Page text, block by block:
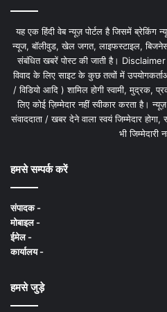
यह एक हिंदी वेब न्यूज़ पोर्टल है जिसमें ब्रेकिंग
न्यूज, बॉलीवुड, खेल जगत, लाइफस्टाइल,
संबंधित खबरें पोस्ट की जाती है।
विवाद के लिए साइट के कुछ तत्वों में
/ विडियो आदि ) शामिल होगी स्वामी, मुद्रक,
लिए कोई ज़िम्मेदार नहीं स्वीकार करता है।
संवाददाता / खबर देने वाला स्वयं जिम्मेदार
भी जिम्मेदारी
हमसे सम्पर्क करें
संपादक -
मोबाइल -
ईमेल -
कार्यालय -
हमसे जुड़े